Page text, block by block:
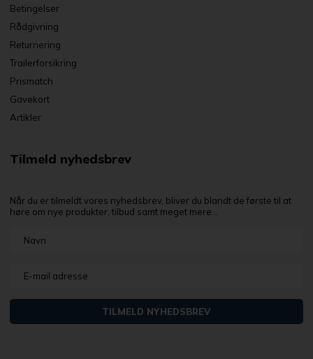
Betingelser
Rådgivning
Returnering
Trailerforsikring
Prismatch
Gavekort
Artikler
Tilmeld nyhedsbrev
Når du er tilmeldt vores nyhedsbrev, bliver du blandt de første til at
høre om nye produkter, tilbud samt meget mere...